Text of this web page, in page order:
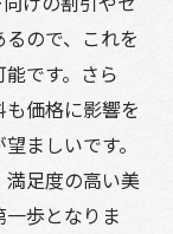
ので、これを
です。さら
価格に影響を
ましいです。
足度の高い美
歩となりま